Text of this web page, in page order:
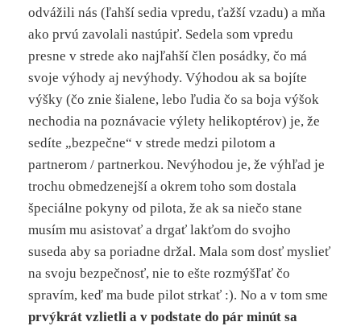
odvážili nás (ľahší sedia vpredu, ťažší vzadu) a mňa
ako prvú zavolali nastúpiť. Sedela som vpredu
presne v strede ako najľahší člen posádky, čo má
svoje výhody aj nevýhody. Výhodou ak sa bojíte
výšky (čo znie šialene, lebo ľudia čo sa boja výšok
nechodia na poznávacie výlety helikoptérov) je, že
sedíte „bezpečne“ v strede medzi pilotom a
partnerom / partnerkou. Nevýhodou je, že výhľad je
trochu obmedzenejší a okrem toho som dostala
špeciálne pokyny od pilota, že ak sa niečo stane
musím mu asistovať a drgať lakťom do svojho
suseda aby sa poriadne držal. Mala som dosť myslieť
na svoju bezpečnosť, nie to ešte rozmýšľať čo
spravím, keď ma bude pilot strkať :). No a v tom sme
prvýkrát vzlietli a v podstate do pár minút sa